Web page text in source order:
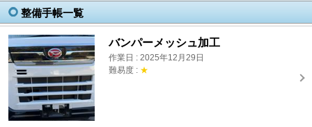
整備手帳一覧
バンパーメッシュ加工
作業日 : 2025年12月29日
難易度 : ★